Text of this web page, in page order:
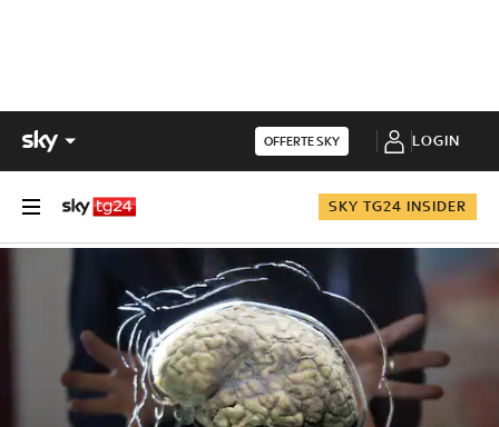
OFFERTE SKY LOGIN
SKY TG24 INSIDER